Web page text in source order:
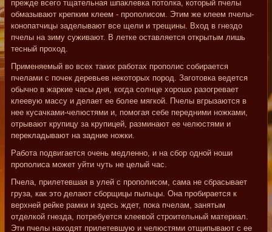
прежде всего тщательная шпаклевка потолка, который пчелы
обмазывают крепким клеем - прополисом. Этим же клеем пчелы-
конопатчицы заделывают все щели и трещины. Вход в гнездо
пчелы на зиму суживают. В летке оставляется открытым лишь
тесный проход.
Применяемый во всех таких работах прополис собирается
пчелами с почек деревьев некоторых пород. Заготовка ведется
обычно в жаркие часы дня, когда солнце хорошо разогревает
клеевую массу и делает ее более мягкой. Пчелы вгрызаются в
нее кусачками-челюстями и, помогая себе передними ножками,
отрывают крупицу за крупицей, разминают ее челюстями и
перекладывают на задние ножки.
Работа подвигается очень медленно, и на сбор одной ноши
прополиса может уйти чуть не целый час.
Пчела, прилетевшая в улей с прополисом, сама не сбрасывает
груза, как это делают сборщицы пыльцы. Она пробирается к
верхней рейке рамки и здесь ждет, пока пчелам, занятым
отделкой гнезда, потребуется клеевой строительный материал.
Эти пчелы находят прилетевшую и челюстями отщипывают с ее